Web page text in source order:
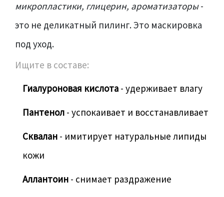
микропластики, глицерин, ароматизаторы-
это не деликатный пилинг. Это маскировка
под уход.
Ищите в составе:
Гиалуроновая кислота - удерживает влагу
Пантенол - успокаивает и восстанавливает
Сквалан - имитирует натуральные липиды
кожи
Аллантоин - снимает раздражение